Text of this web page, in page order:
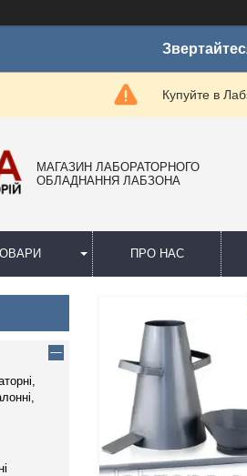
Купуйте в
МАГАЗИН ЛАБОРАТОРНОГО
ОБЛАДНАННЯ ЛАБЗОНА
ПРО НАС